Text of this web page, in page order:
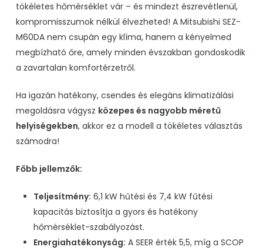
tökéletes hőmérséklet vár – és mindezt észrevétlenül,
kompromisszumok nélkül élvezheted! A Mitsubishi SEZ-
M60DA nem csupán egy klíma, hanem a kényelmed
megbízható őre, amely minden évszakban gondoskodik
a zavartalan komfortérzetről.
Ha igazán hatékony, csendes és elegáns klimatizálási
megoldásra vágysz közepes és nagyobb méretű
helyiségekben, akkor ez a modell a tökéletes választás
számodra!
Főbb jellemzők:
Teljesítmény: 6,1 kW hűtési és 7,4 kW fűtési
kapacitás biztosítja a gyors és hatékony
hőmérséklet-szabályozást.
Energiahatékonyság: A SEER érték 5,5, míg a SCOP